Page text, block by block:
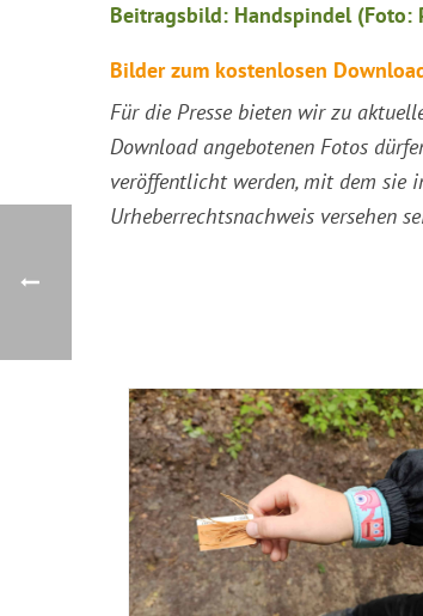
Beitragsbild: Handspindel (Foto:
Bilder zum kostenlosen
Für die Presse bieten wir zu
Download angebotenen Fotos
veröffentlicht werden, mit dem sie
Urheberrechtsnachweis versehen